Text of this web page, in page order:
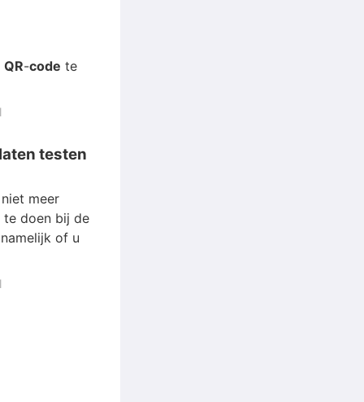
QR-code te
testen
meer
doen bij de
of u